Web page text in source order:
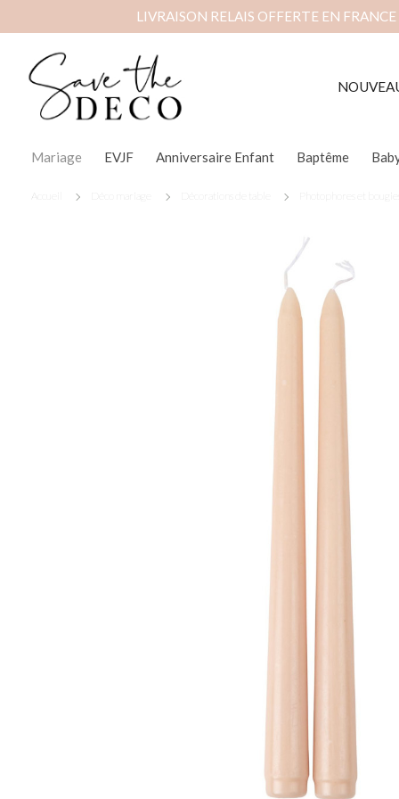
LIVRAISON RELAIS OFFERTE EN
Mariage EVJF Anniversaire Enfant Baptême
Accueil Déco mariage Décorations de table Photophores et bougies